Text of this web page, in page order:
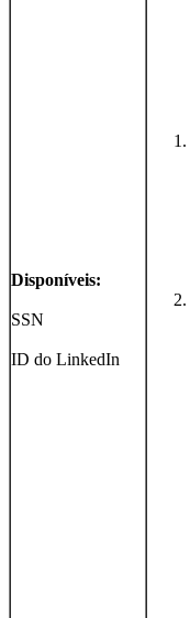
Disponíveis:
SSN
ID do LinkedIn